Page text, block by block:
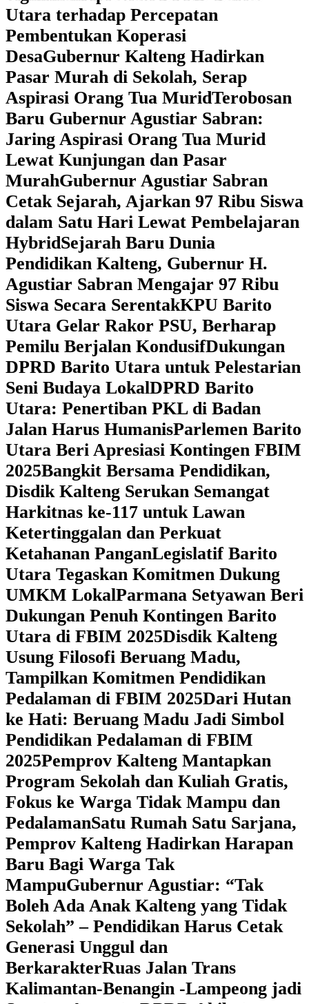
Utara terhadap Percepatan
Pembentukan Koperasi
Desa‎Gubernur Kalteng Hadirkan
Pasar Murah di Sekolah, Serap
Aspirasi Orang Tua Murid‎Terobosan
Baru Gubernur Agustiar Sabran:
Jaring Aspirasi Orang Tua Murid
Lewat Kunjungan dan Pasar
MurahGubernur Agustiar Sabran
Cetak Sejarah, Ajarkan 97 Ribu Siswa
dalam Satu Hari Lewat Pembelajaran
HybridSejarah Baru Dunia
Pendidikan Kalteng, Gubernur H.
Agustiar Sabran Mengajar 97 Ribu
Siswa Secara SerentakKPU Barito
Utara Gelar Rakor PSU, Berharap
Pemilu Berjalan KondusifDukungan
DPRD Barito Utara untuk Pelestarian
Seni Budaya LokalDPRD Barito
Utara: Penertiban PKL di Badan
Jalan Harus HumanisParlemen Barito
Utara Beri Apresiasi Kontingen FBIM
2025‎Bangkit Bersama Pendidikan,
Disdik Kalteng Serukan Semangat
Harkitnas ke-117 untuk Lawan
Ketertinggalan dan Perkuat
Ketahanan PanganLegislatif Barito
Utara Tegaskan Komitmen Dukung
UMKM LokalParmana Setyawan Beri
Dukungan Penuh Kontingen Barito
Utara di FBIM 2025Disdik Kalteng
Usung Filosofi Beruang Madu,
Tampilkan Komitmen Pendidikan
Pedalaman di FBIM 2025‎Dari Hutan
ke Hati: Beruang Madu Jadi Simbol
Pendidikan Pedalaman di FBIM
2025‎Pemprov Kalteng Mantapkan
Program Sekolah dan Kuliah Gratis,
Fokus ke Warga Tidak Mampu dan
Pedalaman‎Satu Rumah Satu Sarjana,
Pemprov Kalteng Hadirkan Harapan
Baru Bagi Warga Tak
Mampu‎Gubernur Agustiar: “Tak
Boleh Ada Anak Kalteng yang Tidak
Sekolah” – Pendidikan Harus Cetak
Generasi Unggul dan
BerkarakterRuas Jalan Trans
Kalimantan-Benangin -Lampeong jadi